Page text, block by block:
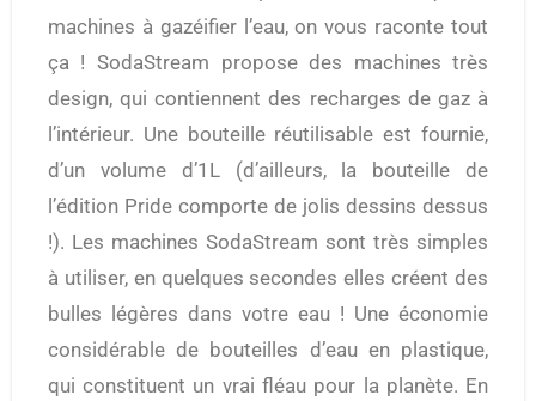
machines à gazéifier l’eau, on vous raconte tout
ça ! SodaStream propose des machines très
design, qui contiennent des recharges de gaz à
l’intérieur. Une bouteille réutilisable est fournie,
d’un volume d’1L (d’ailleurs, la bouteille de
l’édition Pride comporte de jolis dessins dessus
!). Les machines SodaStream sont très simples
à utiliser, en quelques secondes elles créent des
bulles légères dans votre eau ! Une économie
considérable de bouteilles d’eau en plastique,
qui constituent un vrai fléau pour la planète. En